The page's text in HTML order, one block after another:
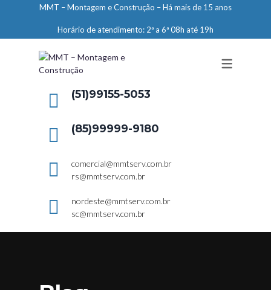
ENGENHARIA
LIMPEZA E CONSERVAÇÃO
MANUTENÇÃO PREDIAL
ELEVADORES – PREPARAÇÃO DE
MMT – Montagem e Construção – Há mais de 15 anos
Horário de atendimento: 2ª a 6ª 08h até 19h
(51)99155-5053
(85)99999-9180
comercial@mmtserv.com.br
rs@mmtserv.com.br
nordeste@mmtserv.com.br
sc@mmtserv.com.br